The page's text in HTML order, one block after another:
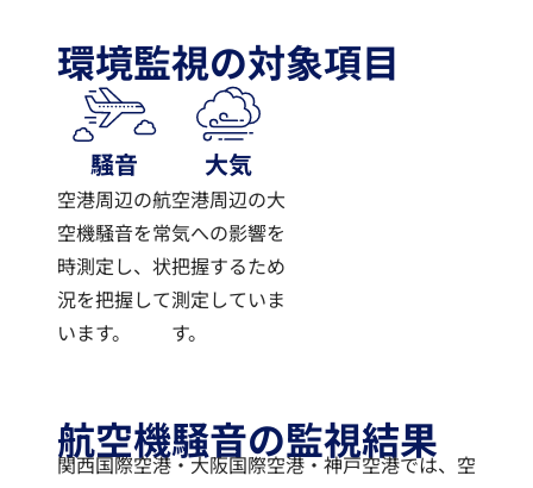
環境監視の対象項目
騒音
空港周辺の航
空機騒音を常
時測定し、状
況を把握して
います。
大気
空港周辺の大
気への影響を
把握するため
測定していま
す。
航空機騒音の監視結果
関西国際空港・大阪国際空港・神戸空港では、空